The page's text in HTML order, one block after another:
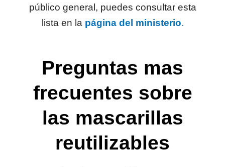
público general, puedes consultar esta
lista en la página del ministerio.
Preguntas mas
frecuentes sobre
las mascarillas
reutilizables